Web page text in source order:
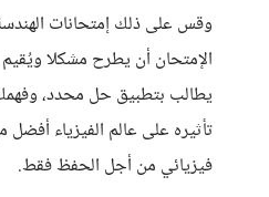
وقس على ذلك إمتحانات
الإمتحان أن يطرح مشكلا
يطالب بتطبيق حل محدد،
فيزيائي من أجل الحفظ فقط.